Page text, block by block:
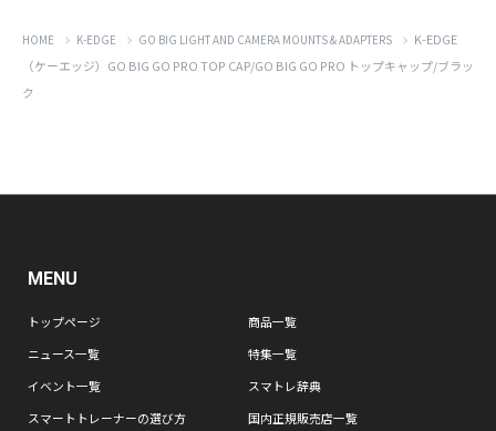
HOME K-EDGE GO BIG LIGHT AND CAMERA MOUNTS & ADAPTERS
K-EDGE
（ケーエッジ）GO BIG GO PRO TOP CAP/GO BIG GO PRO トップキャップ/ブラッ
ク
MENU
トップページ
商品一覧
ニュース一覧
特集一覧
イベント一覧
スマトレ辞典
スマートトレーナーの選び方
国内正規販売店一覧